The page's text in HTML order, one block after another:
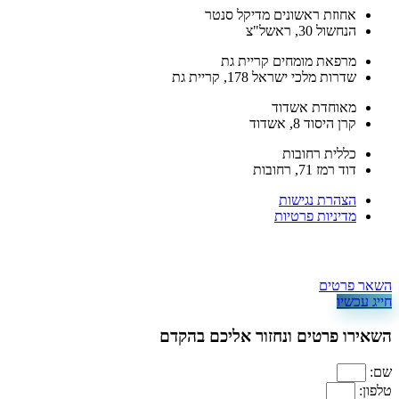
אחוזת ראשונים מדיקל סנטר
הנחשול 30, ראשל"צ
מרפאת מומחים קריית גת
שדרות מלכי ישראל 178, קריית גת
מאוחדת אשדוד
קרן היסוד 8, אשדוד
כללית רחובות
דוד רמז 71, רחובות
הצהרת נגישות
מדיניות פרטיות
השאר פרטים
חייג עכשיו
השאירו פרטים ונחזור אליכם בהקדם​
שם:
טלפון: